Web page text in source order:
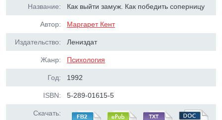
Название: Как выйти замуж. Как победить соперницу
Автор: Маргарет Кент
Издательство: Лениздат
Жанр: Психология
Год: 1992
ISBN: 5-289-01615-5
Скачать: